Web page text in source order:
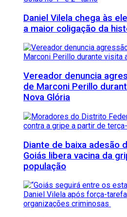
Daniel Vilela chega às
a maior coligação da
Vereador denuncia
de Marconi Perillo
Nova Glória
Diante de baixa adesão
Goiás libera vacina da
população